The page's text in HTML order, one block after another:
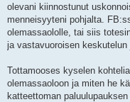
olevani kiinnostunut
menneisyyteni pohjalta.
olemassaololle, tai siis
ja vastavuoroisen keskutelun
Tottamooses kyselen
olemassaoloon ja miten he
katteettoman